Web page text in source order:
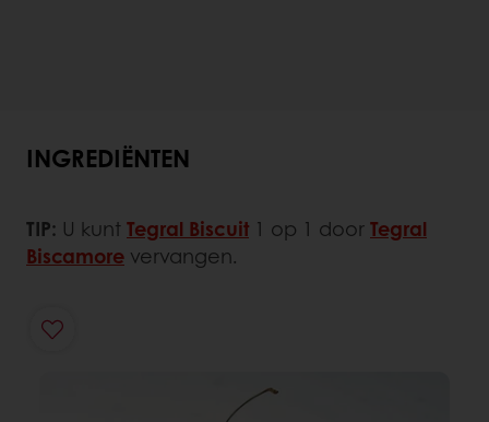
INGREDIËNTEN
TIP: U kuntTegral Biscuit 1 op 1 doorTegral
Biscamore vervangen.